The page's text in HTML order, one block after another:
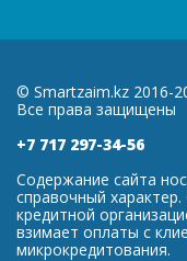
© Smartzaim.kz 2016-
Все права защищены
+7 717 297-34-56
Содержание сайта
справочный
кредитной
взимает оплаты с
микрокредитования.